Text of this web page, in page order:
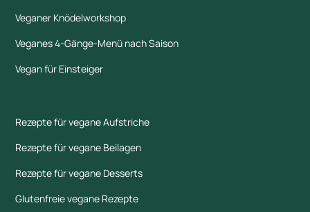
Veganer Knödelworkshop
Veganes 4-Gänge-Menü nach Saison
Vegan für Einsteiger
Rezepte für vegane Aufstriche
Rezepte für vegane Beilagen
Rezepte für vegane Desserts
Glutenfreie vegane Rezepte